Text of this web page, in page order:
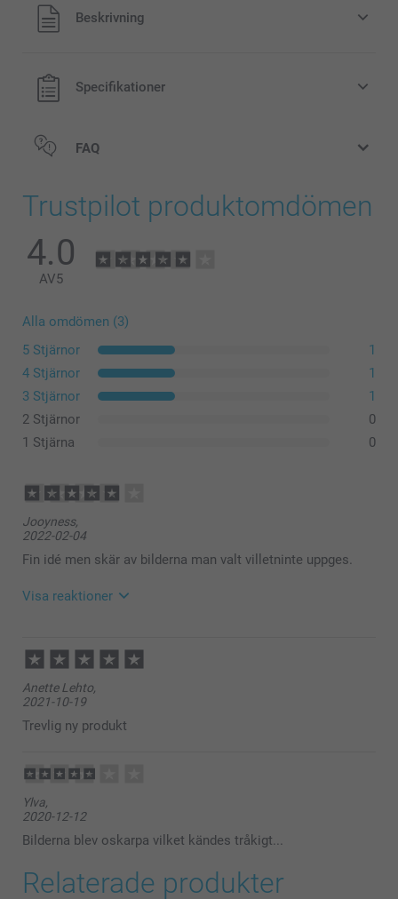
Alla priser är i svenska kronor (SEK), inklusive moms och
exklusive porto.
Beskrivning
Specifikationer
FAQ
Trustpilot produktomdömen
4.0
AV5
Alla omdömen (3)
5 Stjärnor
1
4 Stjärnor
1
3 Stjärnor
1
2 Stjärnor
0
1 Stjärna
0
Jooyness,
2022-02-04
Fin idé men skär av bilderna man valt villetninte uppges.
Visa reaktioner
14:27
Hej Jooyness,
Tusen tack för ditt fina omdöme och fyra stjärnor.
Vad roligt att höra att du är nöjd med
magnetkalendern. Den är jättefin, hållbara samt så
rolig att ha med eget personliga motiv på.
Varma hälsningar,
Anette Lehto,
2021-10-19
Trevlig ny produkt
Ylva,
2020-12-12
Bilderna blev oskarpa vilket kändes tråkigt...
Relaterade produkter